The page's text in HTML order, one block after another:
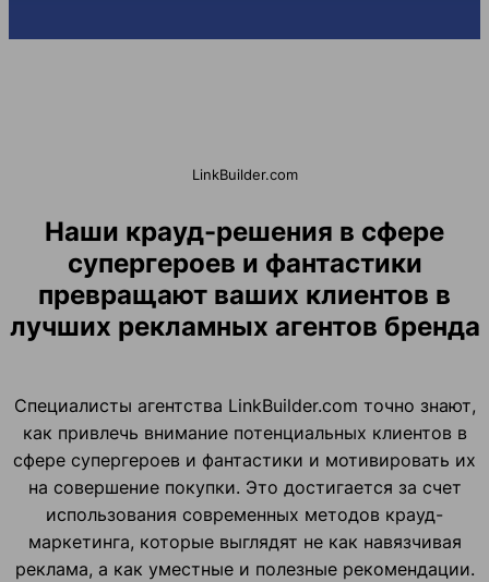
LinkBuilder.com
Наши крауд-решения в сфере
супергероев и фантастики
превращают ваших клиентов в
лучших рекламных агентов бренда
Специалисты агентства LinkBuilder.com точно знают,
как привлечь внимание потенциальных клиентов в
сфере супергероев и фантастики и мотивировать их
на совершение покупки. Это достигается за счет
использования современных методов крауд-
маркетинга, которые выглядят не как навязчивая
реклама, а как уместные и полезные рекомендации.